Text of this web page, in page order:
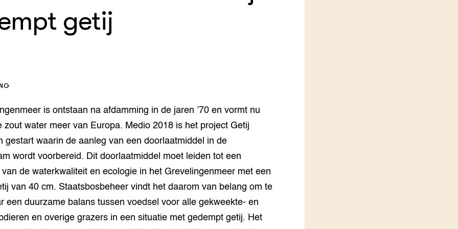
landbouw
Aquacultuur
economy
Maat projecten
& Biologisch
getij
is ontstaan na afdamming in de jaren ’70 en vormt nu
zout water meer van Europa. Medio 2018 is het project Getij
gestart waarin de aanleg van een doorlaatmiddel in de
wordt voorbereid. Dit doorlaatmiddel moet leiden tot een
de waterkwaliteit en ecologie in het Grevelingenmeer met een
van 40 cm. Staatsbosbeheer vindt het daarom van belang om te
een duurzame balans tussen voedsel voor alle gekweekte- en
en overige grazers in een situatie met gedempt getij. Het